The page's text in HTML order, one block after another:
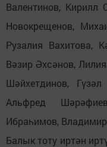
Валентинов, Кирилл
Новокрещенов,
Рузалия Вахитова,
Вәзир Әхсәнов,
Шәйхетдинов,
Альфред
Ибраһимов,
Балык тоту иртән